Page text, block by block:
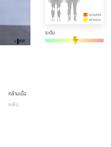
ระดับ
กล้ามเนื้อ
หลัง